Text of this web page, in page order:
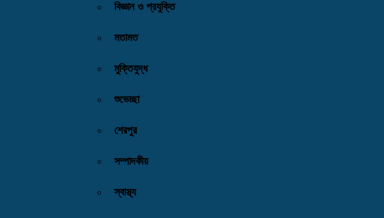
বিজ্ঞান ও প্রযুক্তি
মতামত
মুক্তিযুদ্ধ
শুভেচ্ছা
শেরপুর
সম্পাদকীয়
স্বাস্থ্য